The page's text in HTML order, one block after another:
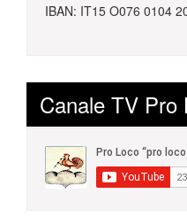
IBAN: IT15 O076 0104
Canale TV Pro